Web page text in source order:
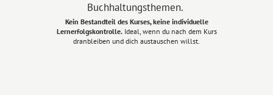
Buchhaltungsthemen.
Kein Bestandteil des Kurses, keine individuelle
Lernerfolgskontrolle.Ideal, wenn du nach dem Kurs
dranbleiben und dich austauschen willst.